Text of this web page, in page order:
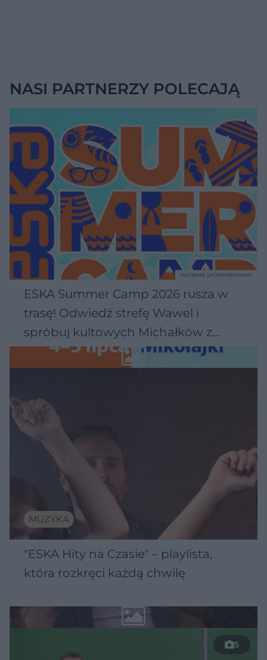
NASI PARTNERZY POLECAJĄ
ESKA Summer Camp 2026 rusza w
trasę! Odwiedź strefę Wawel i
spróbuj kultowych Michałków z
Wawelu
MATERIAŁ SPONSOROWANY
MUZYKA
"ESKA Hity na Czasie" – playlista,
która rozkręci każdą chwilę
5